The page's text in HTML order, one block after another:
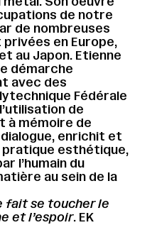
de notre
de nombreuses
en Europe,
au Japon. Etienne
démarche
avec des
Fédérale
de
à mémoire de
enrichit et
esthétique,
l’humain du
au sein de la
fait se toucher le
et l’espoir. EK